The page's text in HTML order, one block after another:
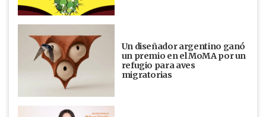
Un diseñador argentino ganó
un premio en el MoMA por un
refugio para aves
migratorias